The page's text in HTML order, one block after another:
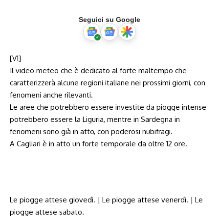
Seguici su Google
[V1]
Il video meteo che è dedicato al forte maltempo che
caratterizzerà alcune regioni italiane nei prossimi giorni, con
fenomeni anche rilevanti.
Le aree che potrebbero essere investite da piogge intense
potrebbero essere la Liguria, mentre in Sardegna in
fenomeni sono già in atto, con poderosi nubifragi.
A Cagliari è in atto un forte temporale da oltre 12 ore.
Le piogge attese giovedì. | Le piogge attese venerdì. | Le
piogge attese sabato.